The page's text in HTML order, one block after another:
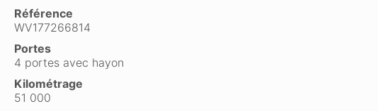
Référence
WV177266814
Portes
4 portes avec hayon
Kilométrage
51 000